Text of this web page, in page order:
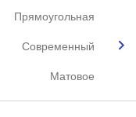
Прямоугольная
Современный
Матовое